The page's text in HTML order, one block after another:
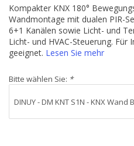
Kompakter KNX 180°
Wandmontage mit dualen PIR-
6+1 Kanälen sowie Licht- und
Licht- und HVAC-Steuerung. Für
geeignet. Lesen Sie mehr
Bitte wählen Sie: *